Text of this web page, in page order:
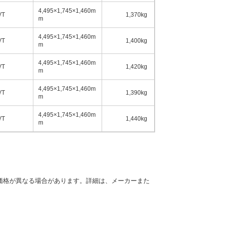
4,495×1,745×1,460m
m
1,370kg
4,495×1,745×1,460m
m
1,400kg
4,495×1,745×1,460m
m
1,420kg
4,495×1,745×1,460m
m
1,390kg
4,495×1,745×1,460m
m
1,440kg
が異なる場合があります。詳細は、メーカーまた